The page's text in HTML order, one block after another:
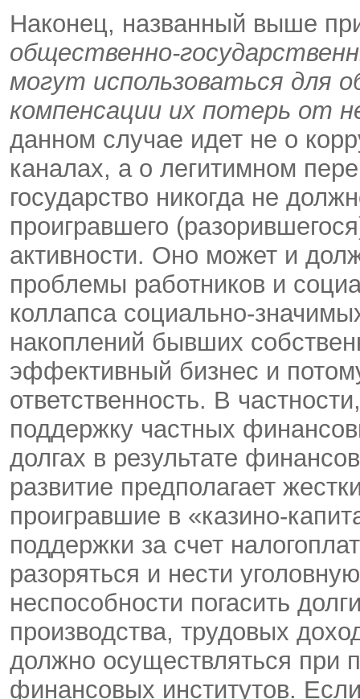
Наконец, названный выше
общественно-
могут использоваться для
компенсации их потерь от
данном случае идет не о
каналах, а о легитимном
государство никогда не
проигравшего
активности. Оно может и
проблемы работников и
коллапса социально-
накоплений бывших
эффективный бизнес и
ответственность. В
поддержку частных
долгах в результате
развитие предполагает
проигравшие в «казино-
поддержки за счет
разоряться и нести
неспособности погасить
производства, трудовых
должно осуществляться при
финансовых институтов.